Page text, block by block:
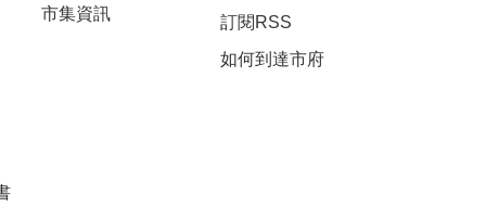
市集資訊
訂閱RSS
如何到達市府